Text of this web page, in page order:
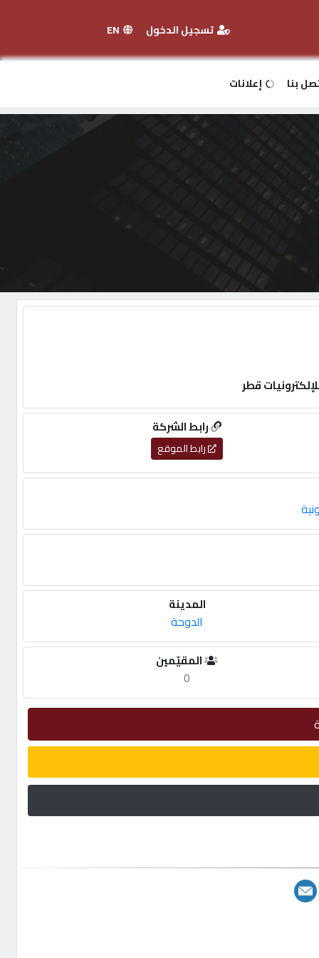
تسجيل الدخول
بنا إعلانات
رابط الشركة
رابط الموقع
المدينة
الدوحة
المقيّمين
0